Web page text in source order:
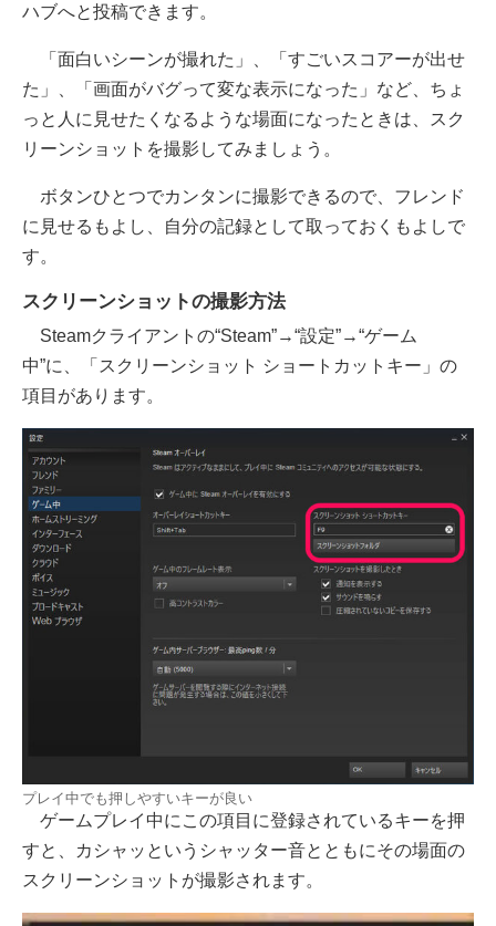
ハブへと投稿できます。
「面白いシーンが撮れた」、「すごいスコアーが出せ
た」、「画面がバグって変な表示になった」など、ちょ
っと人に見せたくなるような場面になったときは、スク
リーンショットを撮影してみましょう。
ボタンひとつでカンタンに撮影できるので、フレンド
に見せるもよし、自分の記録として取っておくもよしで
す。
スクリーンショットの撮影方法
Steamクライアントの“Steam”→“設定”→“ゲーム
中”に、「スクリーンショット ショートカットキー」の
項目があります。
プレイ中でも押しやすいキーが良い
ゲームプレイ中にこの項目に登録されているキーを押
すと、カシャッというシャッター音とともにその場面の
スクリーンショットが撮影されます。